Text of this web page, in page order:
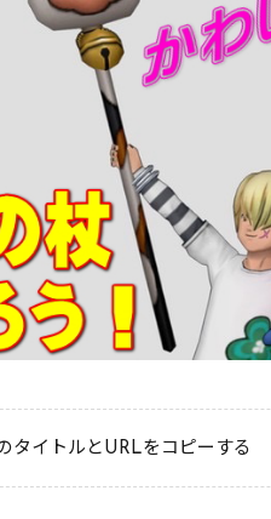
タイトルとURLをコピーする